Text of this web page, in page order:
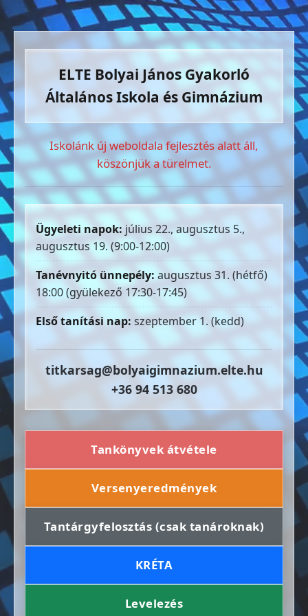
ELTE Bolyai János Gyakorló
Általános Iskola és Gimnázium
Iskolánk új weboldala fejlesztés alatt áll,
köszönjük a türelmet.
Ügyeleti napok: július 22., augusztus 5.,
augusztus 19. (9:00-12:00)
Tanévnyitó ünnepély: augusztus 31. (hétfő)
18:00 (gyülekező 17:30-17:45)
Első tanítási nap: szeptember 1. (kedd)
titkarsag@bolyaigimnazium.elte.hu
+36 94 513 680
Tankönyvek átvétele
Versenyeredmények
Tantárgyfelosztás (csak tanároknak)
KRÉTA
Levelezés